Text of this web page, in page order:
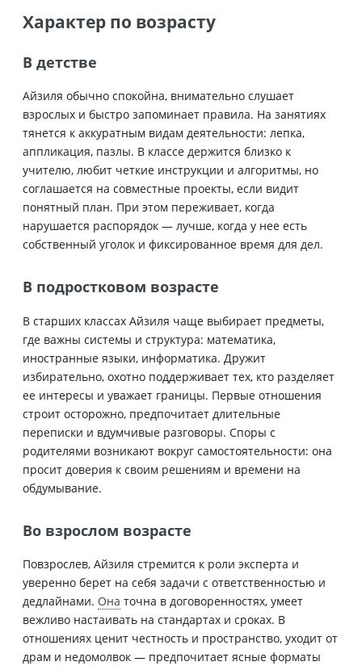
Характер по возрасту
В детстве
Айзиля обычно спокойна, внимательно слушает
взрослых и быстро запоминает правила. На занятиях
тянется к аккуратным видам деятельности: лепка,
аппликация, пазлы. В классе держится близко к
учителю, любит четкие инструкции и алгоритмы, но
соглашается на совместные проекты, если видит
понятный план. При этом переживает, когда
нарушается распорядок — лучше, когда у нее есть
собственный уголок и фиксированное время для дел.
В подростковом возрасте
В старших классах Айзиля чаще выбирает предметы,
где важны системы и структура: математика,
иностранные языки, информатика. Дружит
избирательно, охотно поддерживает тех, кто разделяет
ее интересы и уважает границы. Первые отношения
строит осторожно, предпочитает длительные
переписки и вдумчивые разговоры. Споры с
родителями возникают вокруг самостоятельности: она
просит доверия к своим решениям и времени на
обдумывание.
Во взрослом возрасте
Повзрослев, Айзиля стремится к роли эксперта и
уверенно берет на себя задачи с ответственностью и
дедлайнами. Она точна в договоренностях, умеет
вежливо настаивать на стандартах и сроках. В
отношениях ценит честность и пространство, уходит от
драм и недомолвок — предпочитает ясные форматы